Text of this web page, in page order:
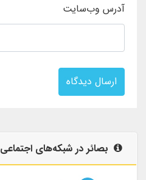
آدرس وب‌سایت
ارسال دیدگاه
بصائر در شبکه‌های اجتماعی